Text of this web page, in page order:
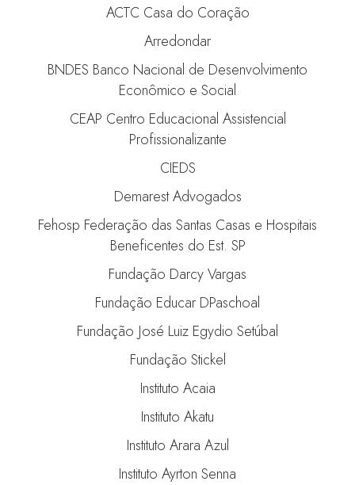
ACTC Casa do Coração
Arredondar
BNDES Banco Nacional de Desenvolvimento
Econômico e Social
CEAP Centro Educacional Assistencial
Profissionalizante
CIEDS
Demarest Advogados
Fehosp Federação das Santas Casas e Hospitais
Beneficentes do Est. SP
Fundação Darcy Vargas
Fundação Educar DPaschoal
Fundação José Luiz Egydio Setúbal
Fundação Stickel
Instituto Acaia
Instituto Akatu
Instituto Arara Azul
Instituto Ayrton Senna